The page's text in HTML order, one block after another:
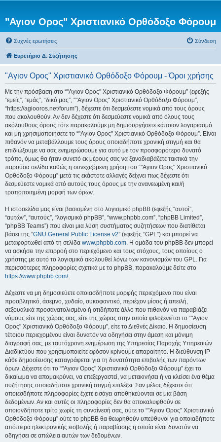
"Αγιον Ορος" Χριστιανικό Ορθόδοξο Φόρουμ
Συχνές ερωτήσεις Σύνδεση
Ευρετήριο Δ. Συζήτησης
"Αγιον Ορος" Χριστιανικό Ορθόδοξο Φόρουμ - Όροι χρήσης
Με την πρόσβαση στο “"Αγιον Ορος" Χριστιανικό Ορθόδοξο Φόρουμ” (εφεξής
“εμείς”, “εμάς”, “δικό μας”, “"Αγιον Ορος" Χριστιανικό Ορθόδοξο Φόρουμ”,
“https://agiooros.net/forum”), δέχεστε ότι δεσμεύεστε νομικά από τους όρους
που ακολουθούν. Αν δεν δέχεστε ότι δεσμεύεστε νομικά από όλους τους
ακόλουθους όρους τότε παρακαλούμε μη δημιουργήσετε κάποιον λογαριασμό
και μη χρησιμοποιήσετε το “"Αγιον Ορος" Χριστιανικό Ορθόδοξο Φόρουμ”. Είναι
πιθανόν να μεταβάλλουμε τους όρους οποιαδήποτε χρονική στιγμή και θα
επιδιώξουμε να σας ενημερώσουμε για αυτό με τον προσφορότερο δυνατό
τρόπο, όμως θα ήταν συνετό εκ μέρους σας να ξαναδιαβάζετε τακτικά την
παρούσα σελίδα καθώς η συνεχιζόμενη χρήση του “"Αγιον Ορος" Χριστιανικό
Ορθόδοξο Φόρουμ” μετά τις εκάστοτε αλλαγές δείχνει πως δέχεστε ότι
δεσμεύεστε νομικά από αυτούς τους όρους με την ανανεωμένη και/ή
τροποποιημένη μορφή των όρων.
Η ιστοσελίδα μας είναι βασισμένη στο λογισμικό phpBB (εφεξής “αυτοί”,
“αυτών”, “αυτούς”, “λογισμικό phpBB”, “www.phpbb.com”, “phpBB Limited”,
“phpBB Teams”) που είναι μια λύση συστήματος συζητήσεων που διατίθεται
βάσει της “GNU General Public License v2” (εφεξής “GPL”) και μπορεί να
μεταφορτωθεί από τη σελίδα www.phpbb.com. Η ομάδα του phpBB δεν μπορεί
να ασκήσει την επιρροή στο περιεχόμενο και τους στόχους, τους οποίους ο
χρήστης με αυτό το λογισμικό ακολουθεί λόγω των κανονισμών του GPL. Για
περισσότερες πληροφορίες σχετικά με το phpBB, παρακαλούμε δείτε στο
https://www.phpbb.com/.
Δέχεστε να μη δημοσιεύετε οποιασδήποτε μορφής περιεχόμενο που είναι
προσβλητικό, άσεμνο, χυδαίο, συκοφαντικό, περιέχον μίσος ή απειλή,
σεξουαλικά προσανατολισμένο ή οτιδήποτε άλλο που πιθανόν να παραβιάζει
νόμους είτε της χώρας σας, είτε της χώρας στην οποία φιλοξενείται το “"Αγιον
Ορος" Χριστιανικό Ορθόδοξο Φόρουμ”, είτε το Διεθνές Δίκαιο. Η δημοσίευση
τέτοιου περιεχομένου είναι δυνατόν να οδηγήσει στην άμεση και μόνιμη
διαγραφή σας, με ταυτόχρονη ενημέρωση της Υπηρεσίας Παροχής Υπηρεσιών
Διαδικτύου που χρησιμοποιείτε εφόσον κρίνουμε απαραίτητο. Η διεύθυνση IP
κάθε δημοσίευσης καταγράφεται για τη δυνατότητα επιβολής των παρόντων
όρων. Δέχεστε ότι το “"Αγιον Ορος" Χριστιανικό Ορθόδοξο Φόρουμ” έχει το
δικαίωμα να απομακρύνει, να επεξεργαστεί, να μετακινήσει ή να κλείσει ένα θέμα
συζήτησης οποιαδήποτε χρονική στιγμή επιλέξει. Σαν μέλος δέχεστε ότι
οποιεσδήποτε πληροφορίες έχετε εισάγει αποθηκεύονται σε μια βάση
δεδομένων. Αν και αυτές οι πληροφορίες δεν θα αποκαλυφθούν σε
οποιονδήποτε τρίτο χωρίς τη συναίνεσή σας, ούτε το “"Αγιον Ορος" Χριστιανικό
Ορθόδοξο Φόρουμ” ούτε το phpBB θα θεωρηθούν υπεύθυνοι για οποιαδήποτε
απόπειρα ηλεκτρονικής εισβολής ή παραβίασης η οποία είναι δυνατόν να
οδηγήσει σε απώλεια αυτών των δεδομένων.